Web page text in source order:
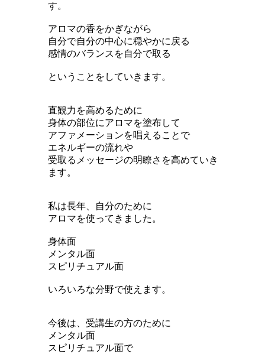
す。
アロマの香をかぎながら
自分で自分の中心に穏やかに戻る
感情のバランスを自分で取る
ということをしていきます。
直観力を高めるために
身体の部位にアロマを塗布して
アファメーションを唱えることで
エネルギーの流れや
受取るメッセージの明瞭さを高めていき
ます。
私は長年、自分のために
アロマを使ってきました。
身体面
メンタル面
スピリチュアル面
いろいろな分野で使えます。
今後は、受講生の方のために
メンタル面
スピリチュアル面で